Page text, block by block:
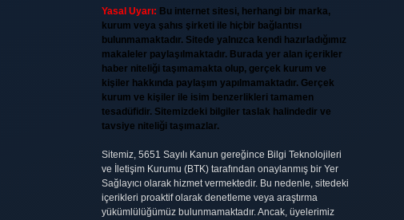
Yasal Uyarı: Bu internet sitesi, herhangi bir marka,
kurum veya şahıs şirketi ile hiçbir bağlantısı
bulunmamaktadır. Sitede yalnızca kendi hazırladığımız
makaleler paylaşılmaktadır. Burada yer alan içerikler
haber niteliği taşımamakta olup, gerçek kurum ve
kişiler hakkında paylaşım yapılmamaktadır. Gerçek
kurum ve kişiler ile isim benzerlikleri tamamen
tesadüfidir. Sitemizdeki bilgiler taslak halindedir ve
tavsiye niteliği taşımazlar.
Sitemiz, 5651 Sayılı Kanun gereğince Bilgi Teknolojileri
ve İletişim Kurumu (BTK) tarafından onaylanmış bir Yer
Sağlayıcı olarak hizmet vermektedir. Bu nedenle, sitedeki
içerikleri proaktif olarak denetleme veya araştırma
yükümlülüğümüz bulunmamaktadır. Ancak, üyelerimiz